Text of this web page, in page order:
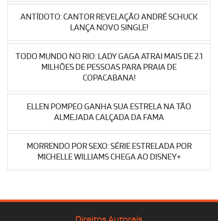
ANTÍDOTO: CANTOR REVELAÇÃO ANDRÉ SCHUCK
LANÇA NOVO SINGLE!
TODO MUNDO NO RIO: LADY GAGA ATRAI MAIS DE 2.1
MILHÕES DE PESSOAS PARA PRAIA DE
COPACABANA!
ELLEN POMPEO GANHA SUA ESTRELA NA TÃO
ALMEJADA CALÇADA DA FAMA
MORRENDO POR SEXO: SÉRIE ESTRELADA POR
MICHELLE WILLIAMS CHEGA AO DISNEY+